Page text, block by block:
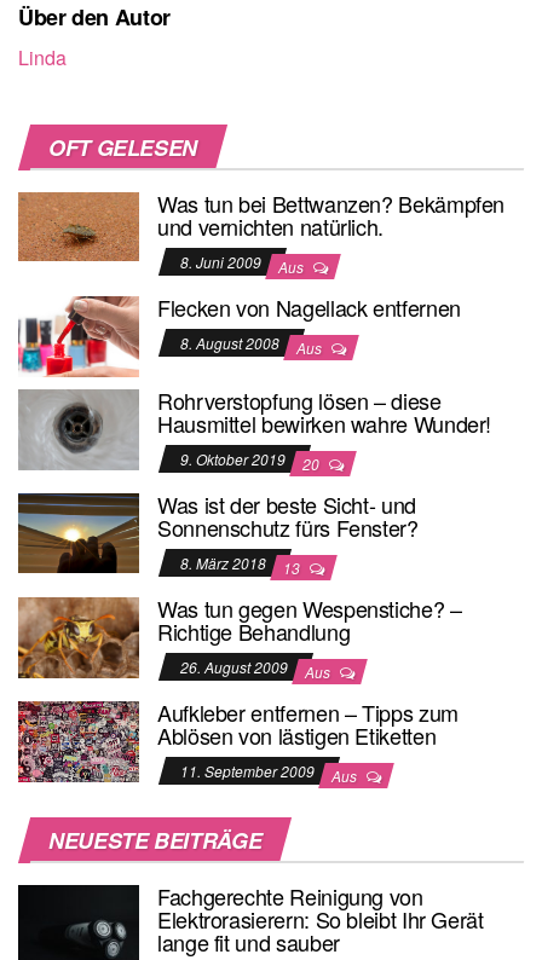
Über den Autor
Linda
OFT GELESEN
Was tun bei Bettwanzen? Bekämpfen
und vernichten natürlich.
8. Juni 2009 Aus
Flecken von Nagellack entfernen
8. August 2008 Aus
Rohrverstopfung lösen – diese
Hausmittel bewirken wahre Wunder!
9. Oktober 2019 20
Was ist der beste Sicht- und
Sonnenschutz fürs Fenster?
8. März 2018 13
Was tun gegen Wespenstiche? –
Richtige Behandlung
26. August 2009 Aus
Aufkleber entfernen – Tipps zum
Ablösen von lästigen Etiketten
11. September 2009 Aus
NEUESTE BEITRÄGE
Fachgerechte Reinigung von
Elektrorasierern: So bleibt Ihr Gerät
lange fit und sauber